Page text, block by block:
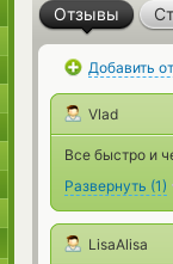
Отзывы
Добавить
Vlad
Все быстро и
Развернуть (1)
LisaAlisa